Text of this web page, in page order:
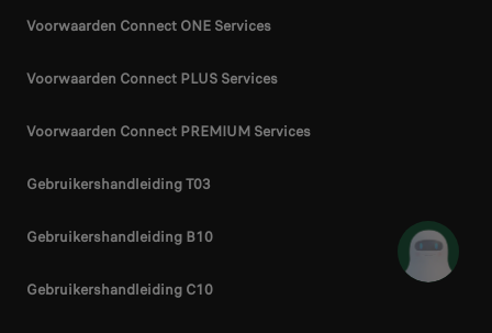
Voorwaarden Connect ONE Services
Voorwaarden Connect PLUS Services
Voorwaarden Connect PREMIUM Services
Gebruikershandleiding T03
Gebruikershandleiding B10
Gebruikershandleiding C10